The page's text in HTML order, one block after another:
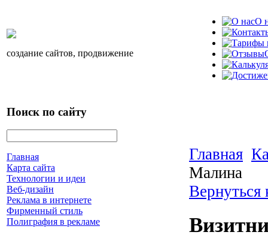
создание сайтов, продвижение
О
Поиск по сайту
Главная
Карта сайта
Технологии и идеи
Веб-дизайн
Реклама в интернете
Фирменный стиль
Полиграфия в рекламе
Главная
Малина